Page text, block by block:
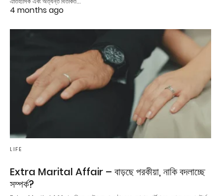
4 months ago
LIFE
Extra Marital Affair – বাড়ছে পরকীয়া, নাকি বদলাচ্ছে
সম্পর্ক?